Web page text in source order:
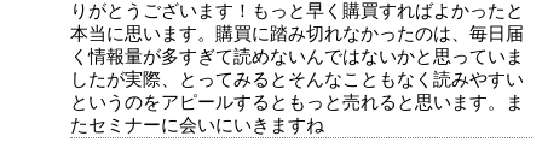
りがとうございます！もっと早く購買すればよかったと
本当に思います。購買に踏み切れなかったのは、毎日届
く情報量が多すぎて読めないんではないかと思っていま
したが実際、とってみるとそんなこともなく読みやすい
というのをアピールするともっと売れると思います。ま
たセミナーに会いにいきますね